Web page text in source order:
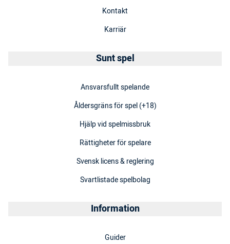
Kontakt
Karriär
Sunt spel
Ansvarsfullt spelande
Åldersgräns för spel (+18)
Hjälp vid spelmissbruk
Rättigheter för spelare
Svensk licens & reglering
Svartlistade spelbolag
Information
Guider